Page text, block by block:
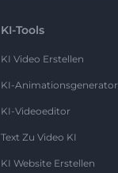
KI-Tools
KI Video Erstellen
KI-Animationsgenerator
KI-Videoeditor
Text Zu Video KI
KI Website Erstellen